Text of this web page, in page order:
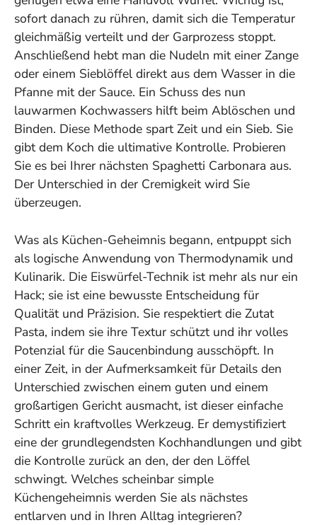
sofort danach zu rühren, damit sich die Temperatur
gleichmäßig verteilt und der Garprozess stoppt.
Anschließend hebt man die Nudeln mit einer Zange
oder einem Sieblöffel direkt aus dem Wasser in die
Pfanne mit der Sauce. Ein Schuss des nun
lauwarmen Kochwassers hilft beim Ablöschen und
Binden. Diese Methode spart Zeit und ein Sieb. Sie
gibt dem Koch die ultimative Kontrolle. Probieren
Sie es bei Ihrer nächsten Spaghetti Carbonara aus.
Der Unterschied in der Cremigkeit wird Sie
überzeugen.
Was als Küchen-Geheimnis begann, entpuppt sich
als logische Anwendung von Thermodynamik und
Kulinarik. Die Eiswürfel-Technik ist mehr als nur ein
Hack; sie ist eine bewusste Entscheidung für
Qualität und Präzision. Sie respektiert die Zutat
Pasta, indem sie ihre Textur schützt und ihr volles
Potenzial für die Saucenbindung ausschöpft. In
einer Zeit, in der Aufmerksamkeit für Details den
Unterschied zwischen einem guten und einem
großartigen Gericht ausmacht, ist dieser einfache
Schritt ein kraftvolles Werkzeug. Er demystifiziert
eine der grundlegendsten Kochhandlungen und gibt
die Kontrolle zurück an den, der den Löffel
schwingt. Welches scheinbar simple
Küchengeheimnis werden Sie als nächstes
entlarven und in Ihren Alltag integrieren?